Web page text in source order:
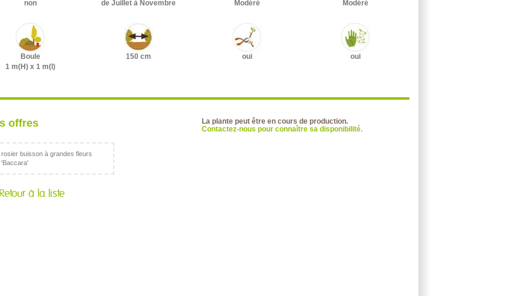
non de Juillet à Novembre Modéré Modéré
Boule
1 m(H) x 1 m(l)
150 cm oui oui
offres
La plante peut être en cours de production.
Contactez-nous pour connaître sa disponibilité.
rosier buisson à grandes fleurs
'Baccara'
Retour à la liste